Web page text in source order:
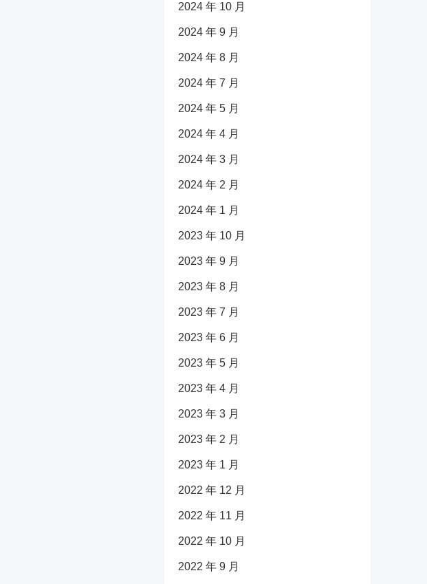
2024 年 10 月
2024 年 9 月
2024 年 8 月
2024 年 7 月
2024 年 5 月
2024 年 4 月
2024 年 3 月
2024 年 2 月
2024 年 1 月
2023 年 10 月
2023 年 9 月
2023 年 8 月
2023 年 7 月
2023 年 6 月
2023 年 5 月
2023 年 4 月
2023 年 3 月
2023 年 2 月
2023 年 1 月
2022 年 12 月
2022 年 11 月
2022 年 10 月
2022 年 9 月